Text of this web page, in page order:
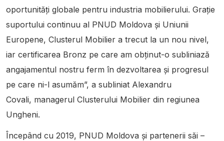
oportunități globale pentru industria mobilierului. Grație
suportului continuu al PNUD Moldova și Uniunii
Europene, Clusterul Mobilier a trecut la un nou nivel,
iar certificarea Bronz pe care am obținut-o subliniază
angajamentul nostru ferm în dezvoltarea și progresul
pe care ni-l asumăm”, a subliniat Alexandru
Covali, managerul Clusterului Mobilier din regiunea
Ungheni.
Începând cu 2019, PNUD Moldova și partenerii săi –